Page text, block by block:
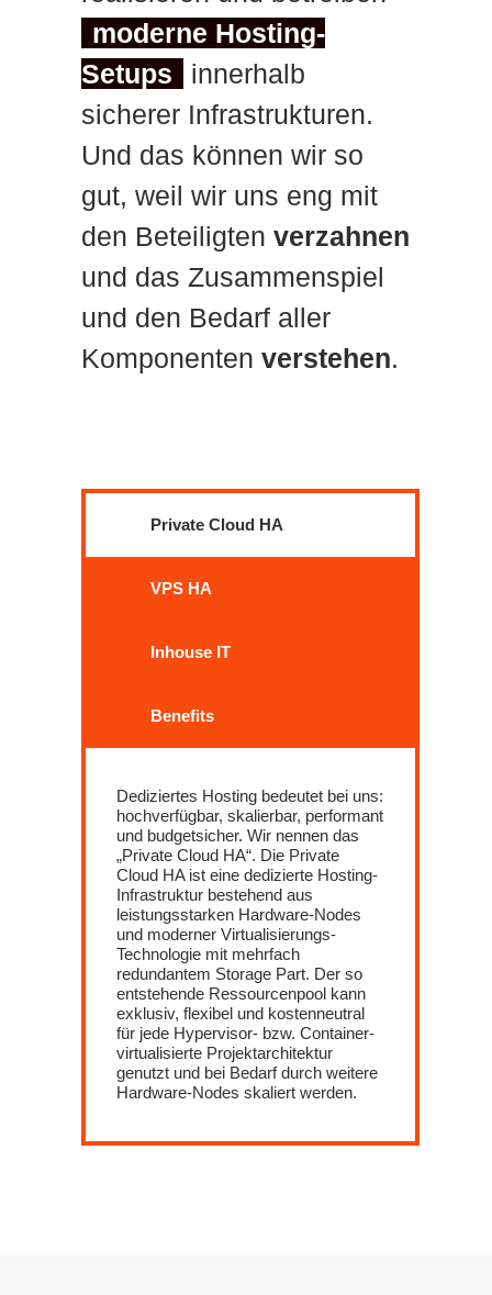
moderne Hosting-
Setups
innerhalb
sicherer Infrastrukturen.
Und das können wir so
gut, weil wir uns eng mit
den Beteiligten verzahnen
und das Zusammenspiel
und den Bedarf aller
Komponenten verstehen.
Private Cloud HA
VPS HA
Inhouse IT
Benefits
Dediziertes Hosting bedeutet bei uns:
hochverfügbar, skalierbar, performant
und budgetsicher. Wir nennen das
„Private Cloud HA“. Die Private
Cloud HA ist eine dedizierte Hosting-
Infrastruktur bestehend aus
leistungsstarken Hardware-Nodes
und moderner Virtualisierungs-
Technologie mit mehrfach
redundantem Storage Part. Der so
entstehende Ressourcenpool kann
exklusiv, flexibel und kostenneutral
für jede Hypervisor- bzw. Container-
virtualisierte Projektarchitektur
genutzt und bei Bedarf durch weitere
Hardware-Nodes skaliert werden.